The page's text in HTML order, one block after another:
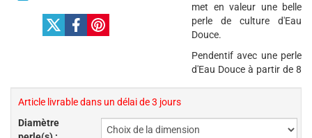
Article livrable dans un délai de 3 jours
Diamètre
met en valeur une belle
perle de culture d'Eau
Douce.
Pendentif avec une perle
d'Eau Douce à partir de 8